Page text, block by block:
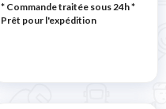
* Commande traitée sous 24h*
Prêt pour l'expédition